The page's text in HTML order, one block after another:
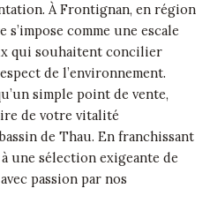
À Frontignan, en région
comme une escale
qui souhaitent concilier
de l’environnement.
simple point de vente,
de votre vitalité
de Thau. En franchissant
une sélection exigeante de
passion par nos